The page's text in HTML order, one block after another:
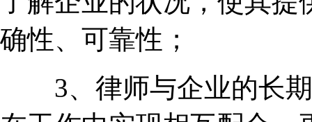
确性、可靠性；
3、律师与企业的长期